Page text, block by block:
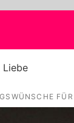
Liebe